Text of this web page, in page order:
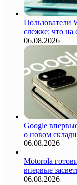
Пользователи
слежке: что на
06.08.2026
Google
о новом
06.08.2026
Motorola
впервые
06.08.2026